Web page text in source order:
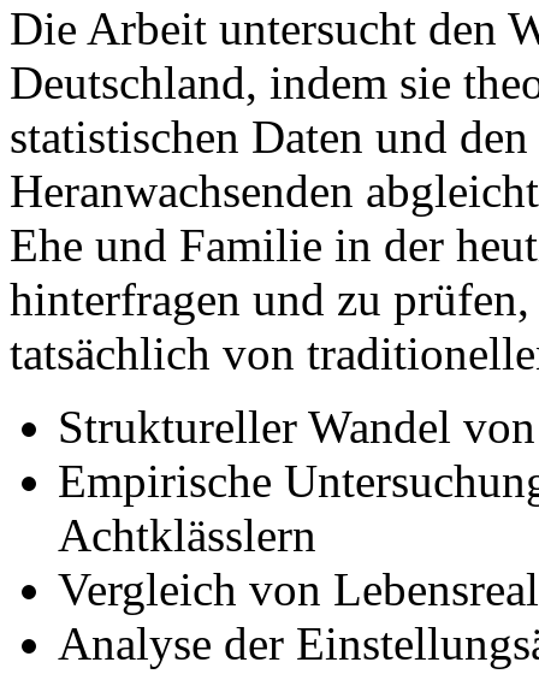
Die Arbeit untersucht den
Deutschland, indem sie
statistischen Daten und
Heranwachsenden
Ehe und Familie in der
hinterfragen und zu
tatsächlich von
Struktureller Wandel
Empirische
Achtklässlern
Vergleich von
Analyse der